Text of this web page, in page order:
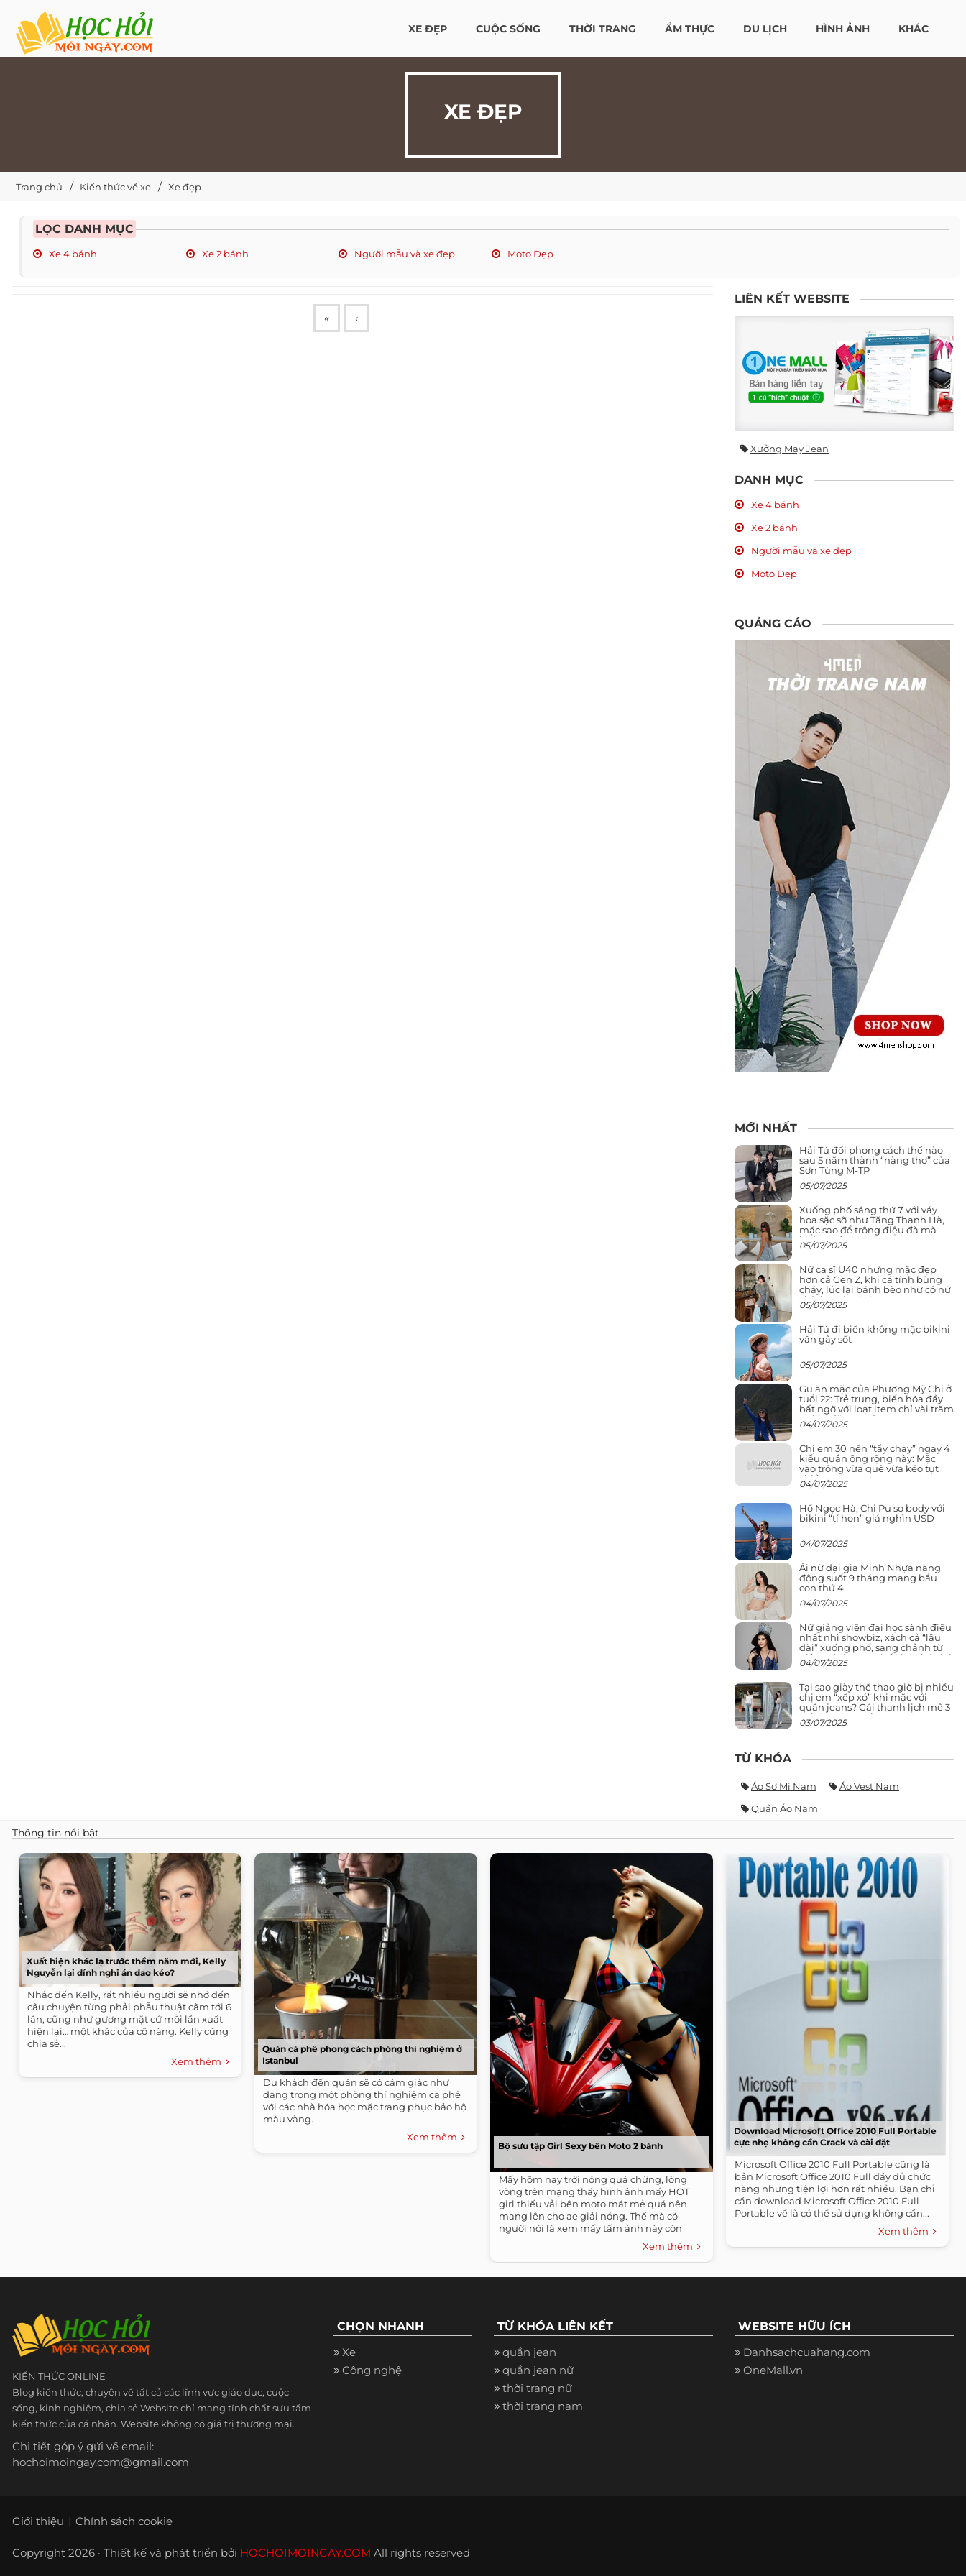
XE ĐẸP CUỘC SỐNG THỜI TRANG ẨM THỰC DU LỊCH HÌNH ẢNH KHÁC
XE ĐẸP
Trang chủ Kiến thức về xe Xe đẹp
LỌC DANH MỤC
Xe 4 bánh Xe 2 bánh Người mẫu và xe đẹp Moto Đẹp
« ‹
LIÊN KẾT WEBSITE
Xưởng May Jean
DANH MỤC
Xe 4 bánh
Xe 2 bánh
Người mẫu và xe đẹp
Moto Đẹp
QUẢNG CÁO
MỚI NHẤT
Hải Tú đổi phong cách thế nào
sau 5 năm thành “nàng thơ” của
Sơn Tùng M-TP
05/07/2025
Xuống phố sáng thứ 7 với váy
hoa sặc sỡ như Tăng Thanh Hà,
mặc sao để trông điệu đà mà
không sến
05/07/2025
Nữ ca sĩ U40 nhưng mặc đẹp
hơn cả Gen Z, khi cá tính bùng
cháy, lúc lại bánh bèo như cô nữ
chính ngôn tình
05/07/2025
Hải Tú đi biển không mặc bikini
vẫn gây sốt
05/07/2025
Gu ăn mặc của Phương Mỹ Chi ở
tuổi 22: Trẻ trung, biến hóa đầy
bất ngờ với loạt item chỉ vài trăm
nghìn đã mua được
04/07/2025
Chị em 30 nên “tẩy chay” ngay 4
kiểu quần ống rộng này: Mặc
vào trông vừa quê vừa kéo tụt
chiều cao
04/07/2025
Hồ Ngọc Hà, Chi Pu so body với
bikini “tí hon” giá nghìn USD
04/07/2025
Ái nữ đại gia Minh Nhựa năng
động suốt 9 tháng mang bầu
con thứ 4
04/07/2025
Nữ giảng viên đại học sành điệu
nhất nhì showbiz, xách cả “lâu
đài” xuống phố, sang chảnh từ
giảng đường ra phố khó ai đọ lại
04/07/2025
Tại sao giày thể thao giờ bị nhiều
chị em “xếp xó” khi mặc với
quần jeans? Gái thanh lịch mê 3
kiểu này hơn hẳn
03/07/2025
TỪ KHÓA
Áo Sơ Mi Nam
Áo Vest Nam
Quần Áo Nam
Thông tin nổi bật
Xuất hiện khác lạ trước thềm năm mới, Kelly
Nguyễn lại dính nghi án dao kéo?
Nhắc đến Kelly, rất nhiều người sẽ nhớ đến
câu chuyện từng phải phẫu thuật cằm tới 6
lần, cũng như gương mặt cứ mỗi lần xuất
hiện lại… một khác của cô nàng. Kelly cũng
chia sẻ...
Xem thêm
Quán cà phê phong cách phòng thí nghiệm ở
Istanbul
Du khách đến quán sẽ có cảm giác như
đang trong một phòng thí nghiệm cà phê
với các nhà hóa học mặc trang phục bảo hộ
màu vàng.
Xem thêm
Bộ sưu tập Girl Sexy bên Moto 2 bánh
Mấy hôm nay trời nóng quá chừng, lòng
vòng trên mạng thấy hình ảnh mấy HOT
girl thiếu vải bên moto mát mẻ quá nên
mang lên cho ae giải nóng. Thế mà có
người nói là xem mấy tấm ảnh này còn
Xem thêm
Download Microsoft Office 2010 Full Portable
cực nhẹ không cần Crack và cài đặt
Microsoft Office 2010 Full Portable cũng là
bản Microsoft Office 2010 Full đầy đủ chức
năng nhưng tiện lợi hơn rất nhiều. Bạn chỉ
cần download Microsoft Office 2010 Full
Portable về là có thể sử dụng không cần...
Xem thêm
KIẾN THỨC ONLINE
Blog kiến thức, chuyên về tất cả các lĩnh vực giáo dục, cuộc
sống, kinh nghiệm, chia sẻ Website chỉ mang tính chất sưu tầm
kiến thức của cá nhân. Website không có giá trị thương mại.
Chi tiết góp ý gửi về email:
hochoimoingay.com@gmail.com
CHỌN NHANH
Xe
Công nghệ
TỪ KHÓA LIÊN KẾT
quần jean
quần jean nữ
thời trang nữ
thời trang nam
WEBSITE HỮU ÍCH
Danhsachcuahang.com
OneMall.vn
Giới thiệu Chính sách cookie
Copyright 2026 · Thiết kế và phát triển bởi HOCHOIMOINGAY.COM All rights reserved